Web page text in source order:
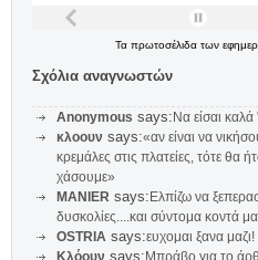
Τα πρωτοσέλιδα των
Σχόλια αναγνωστών
Anonymous says: Να είσαι
κλοουν says:«αν είναι να
κρεμάλες στις πλατείες, τότε θα
χάσουμε»
MANIER says: Ελπίζω να
δυσκολίες....και σύντομα κοντά
OSTRIA says:ευχομαι ξανα μαζι!
Κλόουν says: Μπράβο για το